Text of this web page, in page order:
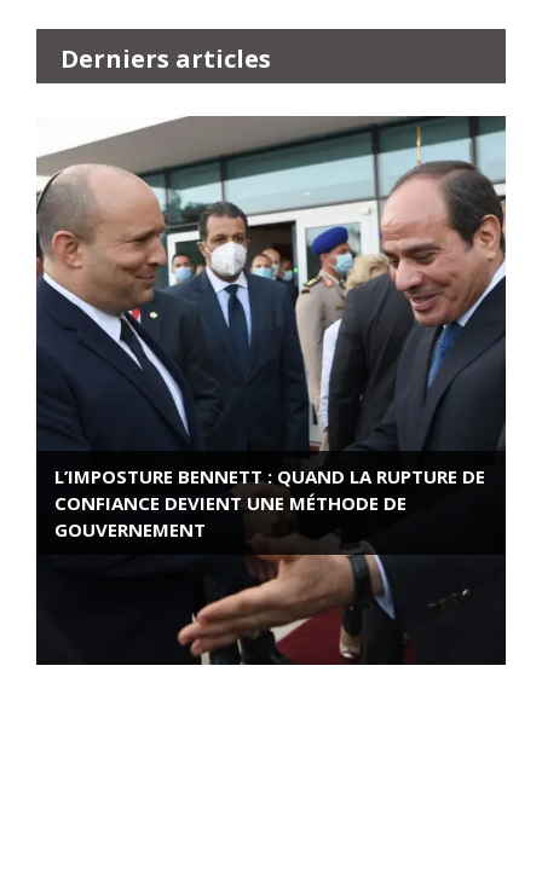
Derniers articles
L’IMPOSTURE BENNETT : QUAND LA RUPTURE DE
CONFIANCE DEVIENT UNE MÉTHODE DE
GOUVERNEMENT
ROSE VALLAND, HEROÏNE DE LA RESISTANCE